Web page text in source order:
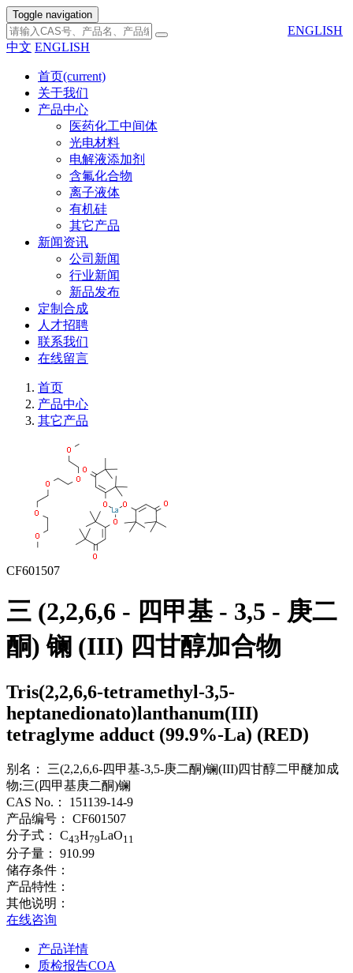
Toggle navigation
ENGLISH
中文 ENGLISH
首页(current)
关于我们
产品中心
医药化工中间体
光电材料
电解液添加剂
含氟化合物
离子液体
有机硅
其它产品
新闻资讯
公司新闻
行业新闻
新品发布
定制合成
人才招聘
联系我们
在线留言
首页
产品中心
其它产品
CF601507
三 (2,2,6,6 - 四甲基 - 3,5 - 庚二
酮) 镧 (III) 四甘醇加合物
Tris(2,2,6,6-tetramethyl-3,5-
heptanedionato)lanthanum(III)
tetraglyme adduct (99.9%-La) (RED)
别名：
三(2,2,6,6-四甲基-3,5-庚二酮)镧(III)四甘醇二甲醚加成
物;三(四甲基庚二酮)镧
CAS No.：
151139-14-9
产品编号：
CF601507
分子式：
C43H79LaO11
分子量：
910.99
储存条件：
产品特性：
其他说明：
在线咨询
产品详情
质检报告COA